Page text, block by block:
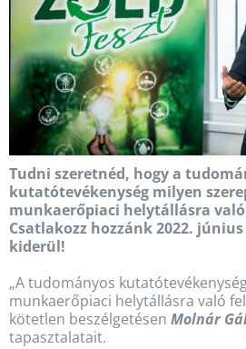
Tudni szeretnéd, hogy a
kutatótevékenység milyen
munkaerőpiaci helytállásra való
Csatlakozz hozzánk 2022. június
kiderül!
„A tudományos
munkaerőpiaci helytállásra való
kötetlen beszélgetésen Molnár
tapasztalatait.